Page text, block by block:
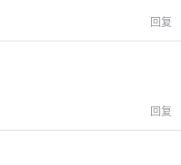
回复
回复